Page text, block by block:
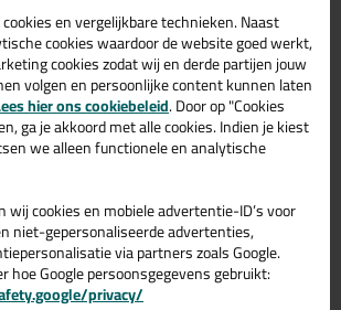
besteld = morgen in huis.
de toepassing en kenmerken van dit
over dit product >
producten
en vergelijkbare technieken. Naast
cookies waardoor de website goed werkt,
cookies zodat wij en derde partijen jouw
volgen en persoonlijke content kunnen laten
hier ons cookiebeleid. Door op "Cookies
ga je akkoord met alle cookies. Indien je kiest
we alleen functionele en analytische
wij cookies en mobiele advertentie-ID’s voor
niet-gepersonaliseerde advertenties,
via partners zoals Google.
hoe Google persoonsgegevens gebruikt:
privacy/